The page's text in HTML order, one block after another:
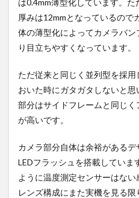
厚みは12mmとなっているので
体の薄型化によってカメラバ
り目立ちやすくなっています。
ただ従来と同じく並列型を採
おいた時にガタガタしないと
部分はサイドフレームと同じ
が高いです。
カメラ部分自体は余裕がある
LEDフラッシュを搭載していま
ように温度測定センサーはな
レンズ構成にまた実機を見る